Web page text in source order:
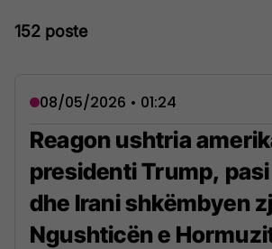
152 poste
08/05/2026 • 01:24
Reagon ushtria
presidenti Trump,
dhe Irani shkëmbyen
Ngushticën e